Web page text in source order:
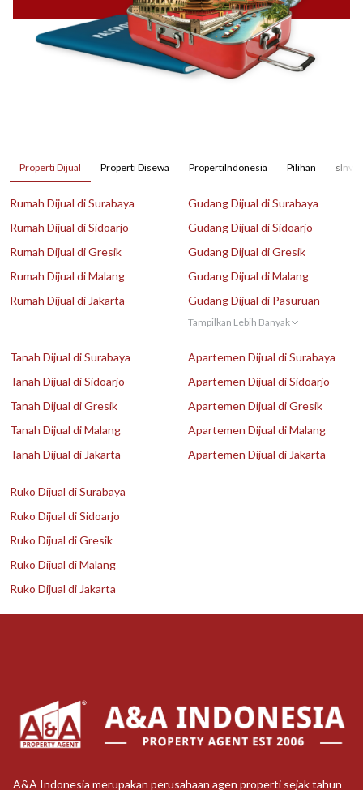
Properti Dijual Properti Disewa PropertiIndonesia Pilihan
Rumah Dijual di Surabaya
Rumah Dijual di Sidoarjo
Rumah Dijual di Gresik
Rumah Dijual di Malang
Rumah Dijual di Jakarta
Gudang Dijual di Surabaya
Gudang Dijual di Sidoarjo
Gudang Dijual di Gresik
Gudang Dijual di Malang
Gudang Dijual di Pasuruan
Tampilkan Lebih Banyak
Tanah Dijual di Surabaya
Tanah Dijual di Sidoarjo
Tanah Dijual di Gresik
Tanah Dijual di Malang
Tanah Dijual di Jakarta
Apartemen Dijual di Surabaya
Apartemen Dijual di Sidoarjo
Apartemen Dijual di Gresik
Apartemen Dijual di Malang
Apartemen Dijual di Jakarta
Ruko Dijual di Surabaya
Ruko Dijual di Sidoarjo
Ruko Dijual di Gresik
Ruko Dijual di Malang
Ruko Dijual di Jakarta
A&A Indonesia merupakan perusahaan agen properti sejak tahun